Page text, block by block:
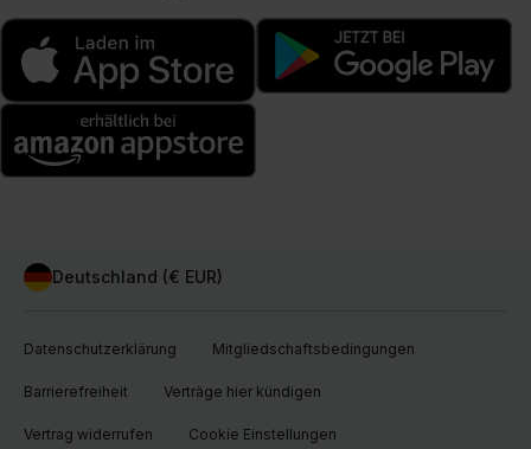
Deutschland (€ EUR)
Datenschutzerklärung Mitgliedschaftsbedingungen
Barrierefreiheit Verträge hier kündigen
Vertrag widerrufen Cookie Einstellungen